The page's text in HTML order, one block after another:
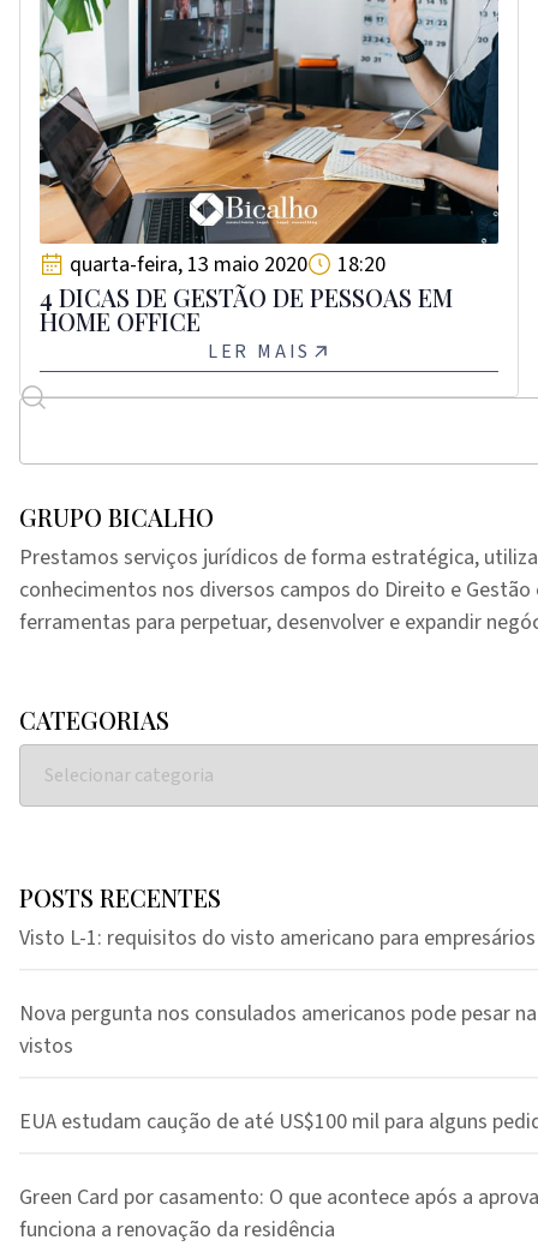
quarta-feira, 13 maio 2020 18:20
4 DICAS DE GESTÃO DE PESSOAS EM
HOME OFFICE
LER MAIS
GRUPO BICALHO
Prestamos serviços jurídicos de forma estratégica,
conhecimentos nos diversos campos do Direito e
ferramentas para perpetuar, desenvolver e expandir
CATEGORIAS
POSTS RECENTES
Visto L-1: requisitos do visto americano para empresários
Nova pergunta nos consulados americanos pode pesar
vistos
EUA estudam caução de até US$100 mil para alguns
Green Card por casamento: O que acontece após a
funciona a renovação da residência